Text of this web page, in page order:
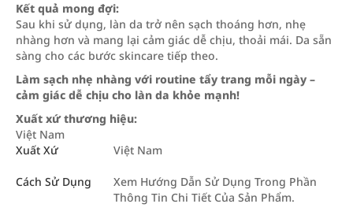
Kết quả mong đợi:
Sau khi sử dụng, làn da trở nên sạch thoáng hơn, nhẹ
nhàng hơn và mang lại cảm giác dễ chịu, thoải mái. Da sẵn
sàng cho các bước skincare tiếp theo.
Làm sạch nhẹ nhàng với routine tẩy trang mỗi ngày –
cảm giác dễ chịu cho làn da khỏe mạnh!
Xuất xứ thương hiệu:
Việt Nam
Xuất Xứ
Việt Nam
Cách Sử Dụng
Xem Hướng Dẫn Sử Dụng Trong Phần
Thông Tin Chi Tiết Của Sản Phẩm.